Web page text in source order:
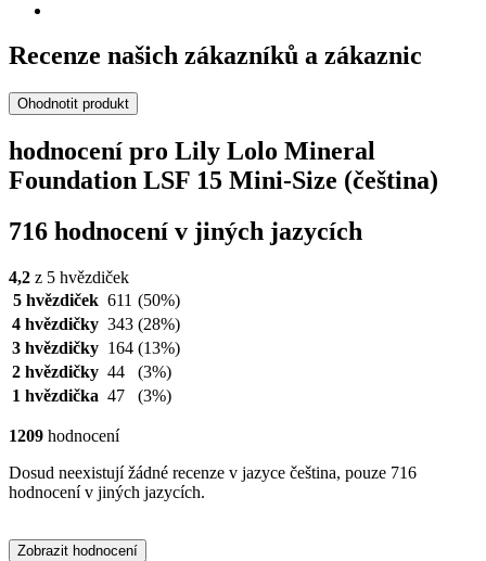
Recenze našich zákazníků a zákaznic
Ohodnotit produkt
hodnocení pro Lily Lolo Mineral
Foundation LSF 15 Mini-Size (čeština)
716 hodnocení v jiných jazycích
4,2 z 5 hvězdiček
5 hvězdiček 611 (50%)
4 hvězdičky 343 (28%)
3 hvězdičky 164 (13%)
2 hvězdičky 44
(3%)
1 hvězdička 47 (3%)
1209 hodnocení
Dosud neexistují žádné recenze v jazyce čeština, pouze 716
hodnocení v jiných jazycích.
Zobrazit hodnocení